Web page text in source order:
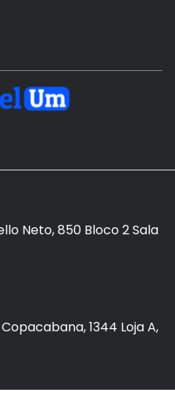
Neto, 850 Bloco 2 Sala
1344 Loja A,